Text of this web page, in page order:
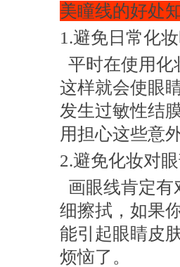
美瞳线的好处
1.避免日常化
平时在使用化
这样就会使眼
发生过敏性结
用担心这些意
2.避免化妆对
画眼线肯定
细擦拭，如果
能引起眼睛皮
烦恼了。